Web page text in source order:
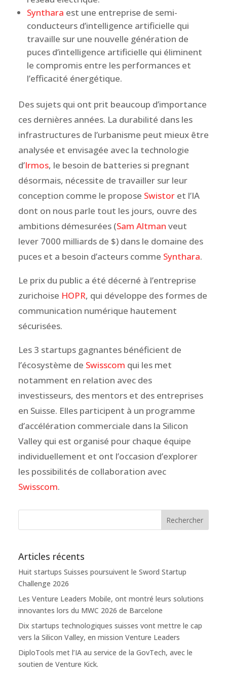
Synthara est une entreprise de semi-
conducteurs d’intelligence artificielle qui
travaille sur une nouvelle génération de
puces d’intelligence artificielle qui éliminent
le compromis entre les performances et
l’efficacité énergétique.
Des sujets qui ont prit beaucoup d’importance
ces dernières années. La durabilité dans les
infrastructures de l’urbanisme peut mieux être
analysée et envisagée avec la technologie
d’Irmos, le besoin de batteries si pregnant
désormais, nécessite de travailler sur leur
conception comme le propose Swistoret l’IA
dont on nous parle tout les jours, ouvre des
ambitions démesurées (Sam Altman veut
lever 7000 milliards de $) dans le domaine des
puces et a besoin d’acteurs comme Synthara.
Le prix du public a été décerné à l’entreprise
zurichoise HOPR, qui développe des formes de
communication numérique hautement
sécurisées.
Les 3 startups gagnantes bénéficient de
l’écosystème de Swisscom qui les met
notamment en relation avec des
investisseurs, des mentors et des entreprises
en Suisse. Elles participent à un programme
d’accélération commerciale dans la Silicon
Valley qui est organisé pour chaque équipe
individuellement et ont l’occasion d’explorer
les possibilités de collaboration avec
Swisscom.
Articles récents
Huit startups Suisses poursuivent le Sword Startup
Challenge 2026
Les Venture Leaders Mobile, ont montré leurs solutions
innovantes lors du MWC 2026 de Barcelone
Dix startups technologiques suisses vont mettre le cap
vers la Silicon Valley, en mission Venture Leaders
DiploTools met l’IA au service de la GovTech, avec le
soutien de Venture Kick.